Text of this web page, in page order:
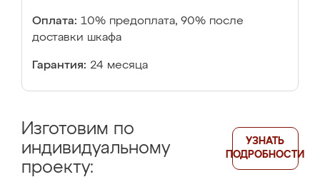
Оплата: 10% предоплата, 90% после
доставки шкафа
Гарантия: 24 месяца
Изготовим по
индивидуальному
проекту:
УЗНАТЬ
ПОДРОБНОСТИ